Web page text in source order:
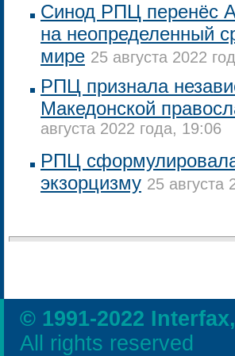
Синод РПЦ перенёс
на неопределенный
мире 25 августа 2022
РПЦ признала
Македонской
августа 2022 года, 19:06
РПЦ
экзорцизму 25 августа
© 1991-2022
All rights reserved